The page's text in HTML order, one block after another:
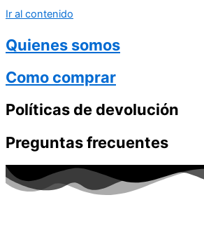
Ir al contenido
Quienes somos
Como comprar
Políticas de devolución
Preguntas frecuentes